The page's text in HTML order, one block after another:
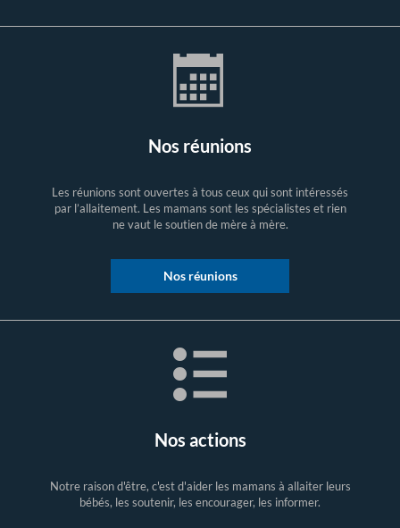
Nos réunions
Les réunions sont ouvertes à tous ceux qui sont intéressés
par l’allaitement. Les mamans sont les spécialistes et rien
ne vaut le soutien de mère à mère.
Nos réunions
Nos actions
Notre raison d'être, c'est d'aider les mamans à allaiter leurs
bébés, les soutenir, les encourager, les informer.